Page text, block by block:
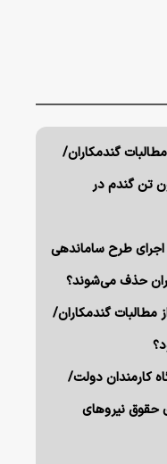
گندمکاران/
تن گندم در
طرح ساماندهی
حذف می‌شوند؟
۲۲درصد از مطالبات گندمکاران/
کارمندان دولت/
۵۰درصدی حقوق نیروهای